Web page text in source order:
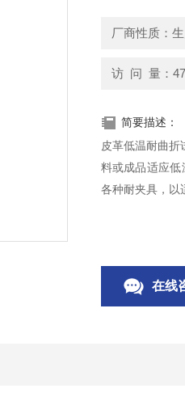
厂商性质：
访 问 量：
简要描述：
皮革低温耐曲
料或成品适应
各种耐夹具，以
在线